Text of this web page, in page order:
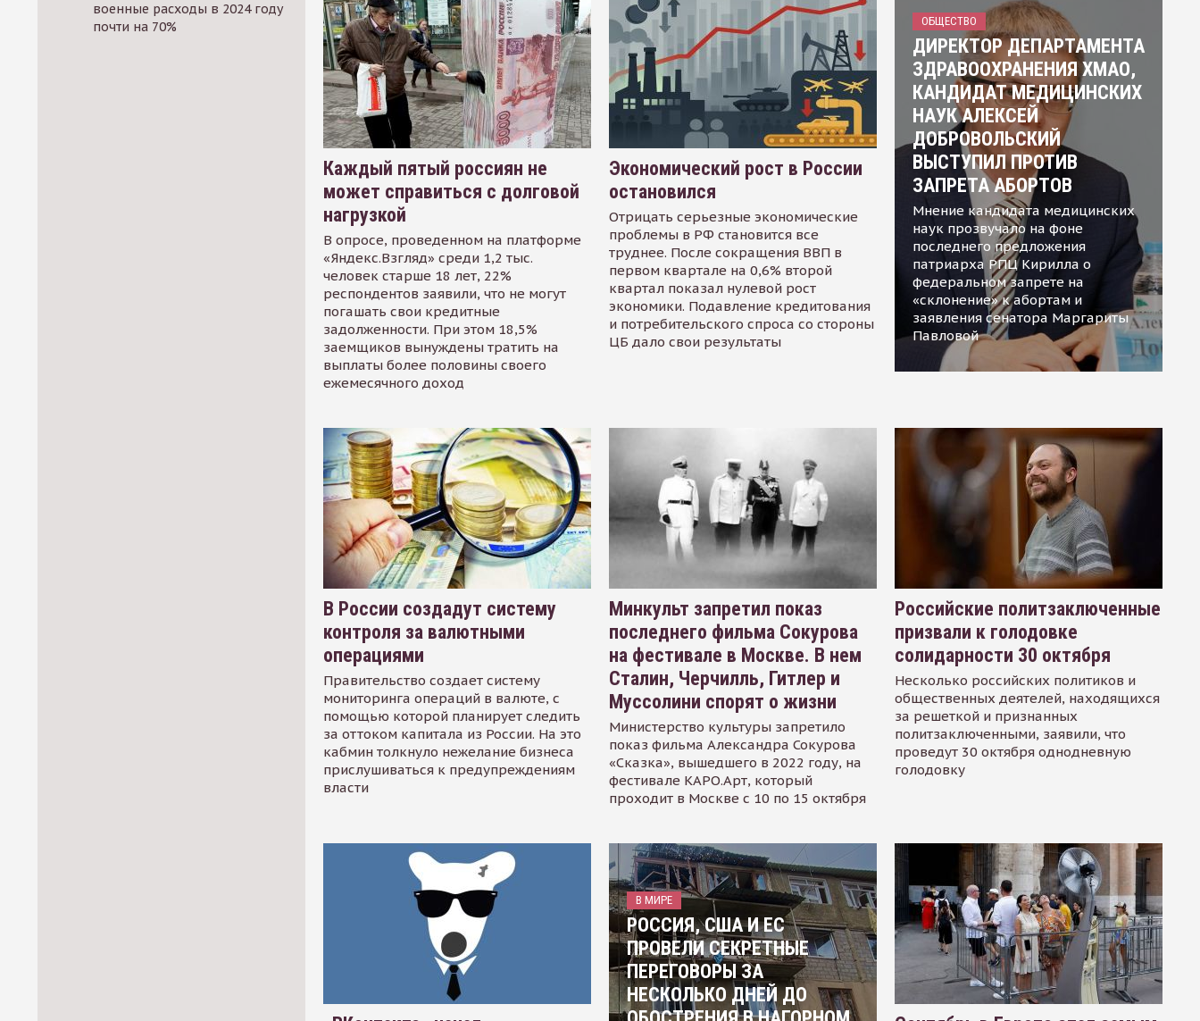
военные расходы в 2024 году
почти на 70%
Каждый пятый россиян не
может справиться с долговой
нагрузкой
В опросе, проведенном на платформе
«Яндекс.Взгляд» среди 1,2 тыс.
человек старше 18 лет, 22%
респондентов заявили, что не могут
погашать свои кредитные
задолженности. При этом 18,5%
заемщиков вынуждены тратить на
выплаты более половины своего
ежемесячного доход
Экономический рост в России
остановился
Отрицать серьезные экономические
проблемы в РФ становится все
труднее. После сокращения ВВП в
первом квартале на 0,6% второй
квартал показал нулевой рост
экономики. Подавление кредитования
и потребительского спроса со стороны
ЦБ дало свои результаты
ОБЩЕСТВО
ДИРЕКТОР ДЕПАРТАМЕНТА
ЗДРАВООХРАНЕНИЯ ХМАО,
КАНДИДАТ МЕДИЦИНСКИХ
НАУК АЛЕКСЕЙ
ДОБРОВОЛЬСКИЙ
ВЫСТУПИЛ ПРОТИВ
ЗАПРЕТА АБОРТОВ
Мнение кандидата медицинских
наук прозвучало на фоне
последнего предложения
патриарха РПЦ Кирилла о
федеральном запрете на
«склонение» к абортам и
заявления сенатора Маргариты
Павловой
В России создадут систему
контроля за валютными
операциями
Правительство создает систему
мониторинга операций в валюте, с
помощью которой планирует следить
за оттоком капитала из России. На это
кабмин толкнуло нежелание бизнеса
прислушиваться к предупреждениям
власти
Минкульт запретил показ
последнего фильма Сокурова
на фестивале в Москве. В нем
Сталин, Черчилль, Гитлер и
Муссолини спорят о жизни
Министерство культуры запретило
показ фильма Александра Сокурова
«Сказка», вышедшего в 2022 году, на
фестивале КАРО.Арт, который
проходит в Москве с 10 по 15 октября
Российские политзаключенные
призвали к голодовке
солидарности 30 октября
Несколько российских политиков и
общественных деятелей, находящихся
за решеткой и признанных
политзаключенными, заявили, что
проведут 30 октября однодневную
голодовку
В МИРЕ
РОССИЯ, США И ЕС
ПРОВЕЛИ СЕКРЕТНЫЕ
ПЕРЕГОВОРЫ ЗА
НЕСКОЛЬКО ДНЕЙ ДО